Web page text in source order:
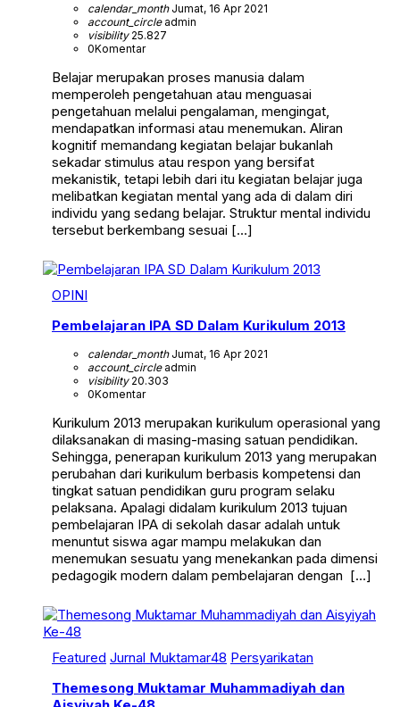
calendar_monthJumat, 16 Apr 2021
account_circleadmin
visibility25.827
0Komentar
Belajar merupakan proses manusia dalam
memperoleh pengetahuan atau menguasai
pengetahuan melalui pengalaman, mengingat,
mendapatkan informasi atau menemukan. Aliran
kognitif memandang kegiatan belajar bukanlah
sekadar stimulus atau respon yang bersifat
mekanistik, tetapi lebih dari itu kegiatan belajar juga
melibatkan kegiatan mental yang ada di dalam diri
individu yang sedang belajar. Struktur mental individu
tersebut berkembang sesuai […]
OPINI
Pembelajaran IPA SD Dalam Kurikulum 2013
calendar_monthJumat, 16 Apr 2021
account_circleadmin
visibility20.303
0Komentar
Kurikulum 2013 merupakan kurikulum operasional yang
dilaksanakan di masing-masing satuan pendidikan.
Sehingga, penerapan kurikulum 2013 yang merupakan
perubahan dari kurikulum berbasis kompetensi dan
tingkat satuan pendidikan guru program selaku
pelaksana. Apalagi didalam kurikulum 2013 tujuan
pembelajaran IPA di sekolah dasar adalah untuk
menuntut siswa agar mampu melakukan dan
menemukan sesuatu yang menekankan pada dimensi
pedagogik modern dalam pembelajaran dengan […]
Featured Jurnal Muktamar48 Persyarikatan
Themesong Muktamar Muhammadiyah dan